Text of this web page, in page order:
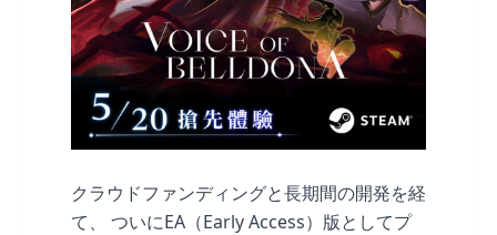
クラウドファンディングと長期間の開発を経
て、 ついにEA（Early Access）版としてプ